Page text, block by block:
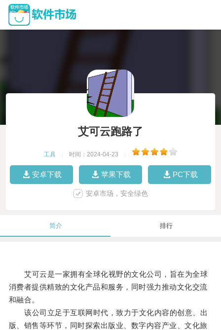
艾可云跑路了
工具 时间：2024-04-23
安卓下载 苹果下载 PC下载
安卓市场，安全绿色
简介 排行
艾可云是一家拥有全球化视野的文化公司，旨在为全球
消费者提供精致的文化产品和服务，同时强力推动文化交流
和融合。
该公司立足于互联网时代，致力于文化内容的创意、出
版、销售等环节，同时探索出版业、数字内容产业、文化旅